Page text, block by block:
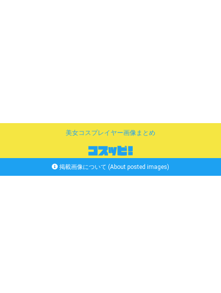
美女コスプレイヤー画像まとめ
掲載画像について (About posted images)